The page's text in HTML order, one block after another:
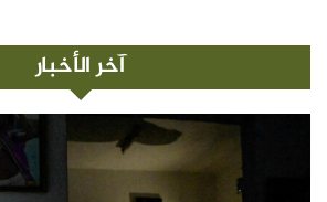
آخر الأخبار